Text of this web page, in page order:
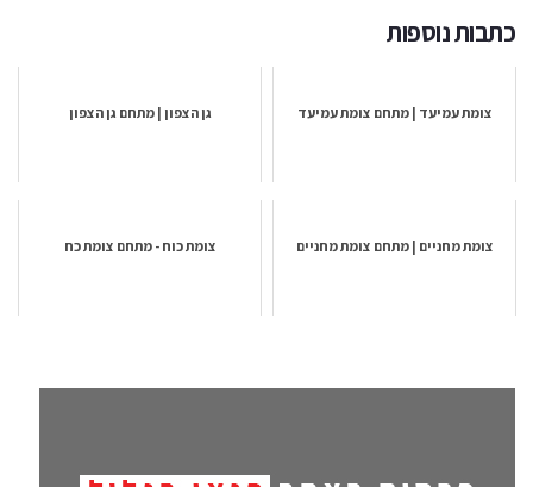
כתבות נוספות
צומת עמיעד | מתחם צומת עמיעד גן הצפון | מתחם גן הצפון
צומת מחניים | מתחם צומת מחניים צומת כוח - מתחם צומת כח